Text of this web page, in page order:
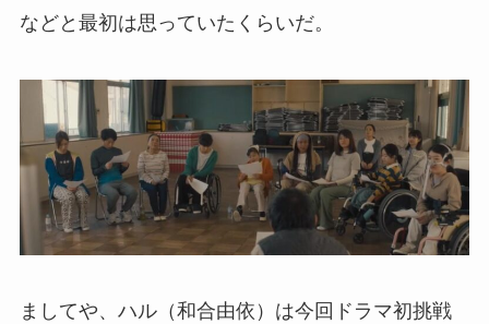
などと最初は思っていたくらいだ。
ましてや、ハル（和合由依）は今回ドラマ初挑戦